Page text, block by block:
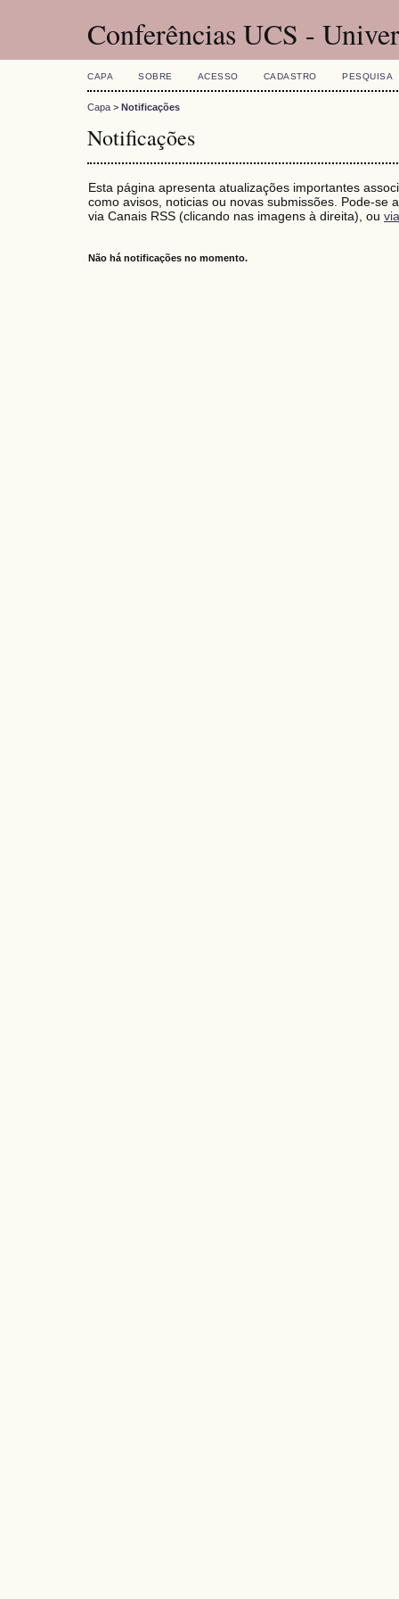
Conferências UCS -
CAPA SOBRE ACESSO CADASTRO PESQUISA
Capa > Notificações
Notificações
Esta página apresenta atualizações importantes
como avisos, noticias ou novas submissões. Pode-se
via Canais RSS (clicando nas imagens à direita), ou
Não há notificações no momento.